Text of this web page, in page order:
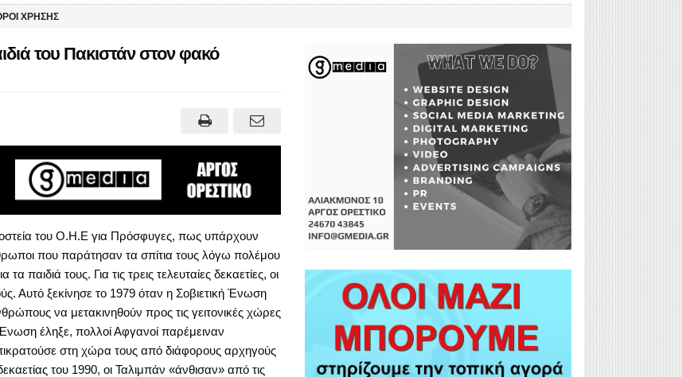
ΧΡΉΣΗΣ
του Πακιστάν στον φακό
του Ο.Η.Ε για Πρόσφυγες, πως υπάρχουν
που παράτησαν τα σπίτια τους λόγω πολέμου
παιδιά τους. Για τις τρεις τελευταίες δεκαετίες, οι
Αυτό ξεκίνησε το 1979 όταν η Σοβιετική Ένωση
να μετακινηθούν προς τις γειτονικές χώρες
έληξε, πολλοί Αφγανοί παρέμειναν
στη χώρα τους από διάφορους αρχηγούς
του 1990, οι Ταλιμπάν «άνθισαν» από τις